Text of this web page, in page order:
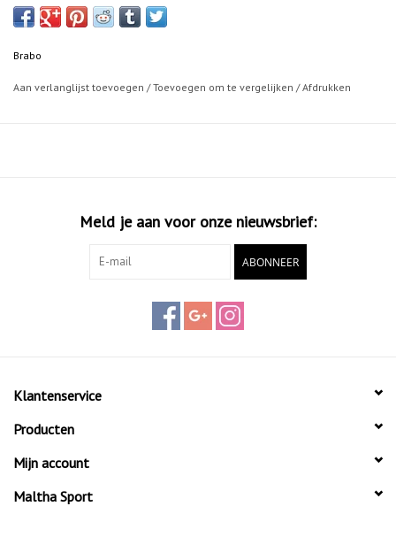
krachtige slag en een ideaal balgevoel. Deze stick biedt de perfecte
geven, behendig wilt dribbelen of krachtige slagen wilt maken, de
Brabo
Aan verlanglijst toevoegen /Toevoegen om te vergelijken /Afdrukken
Meld je aan voor onze nieuwsbrief:
ABONNEER
Klantenservice
Producten
Mijn account
Maltha Sport